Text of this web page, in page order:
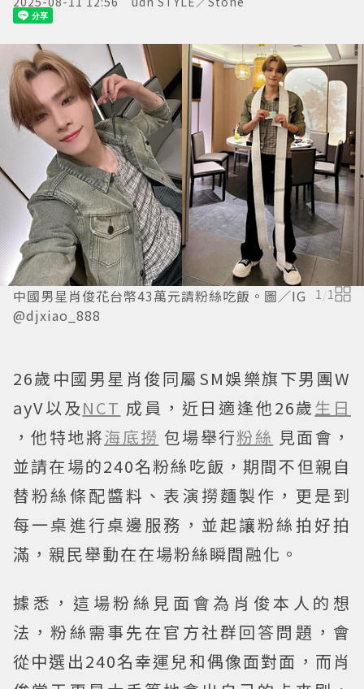
中國男星肖俊花台幣43萬元請粉絲吃飯。圖／IG
@djxiao_888
1/1
26歲中國男星肖俊同屬SM娛樂旗下男團W
ayV以及NCT 成員，近日適逢他26歲生日
，他特地將海底撈 包場舉行粉絲 見面會，
並請在場的240名粉絲吃飯，期間不但親自
替粉絲條配醬料、表演撈麵製作，更是到
每一桌進行桌邊服務，並起讓粉絲拍好拍
滿，親民舉動在在場粉絲瞬間融化。
據悉，這場粉絲見面會為肖俊本人的想
法，粉絲需事先在官方社群回答問題，會
從中選出240名幸運兒和偶像面對面，而肖